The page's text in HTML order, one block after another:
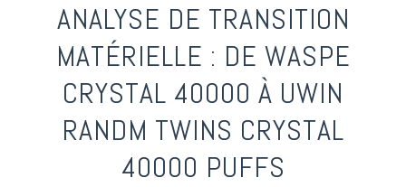
ANALYSE DE TRANSITION
MATÉRIELLE : DE WASPE
CRYSTAL 40000 À UWIN
RANDM TWINS CRYSTAL
40000 PUFFS